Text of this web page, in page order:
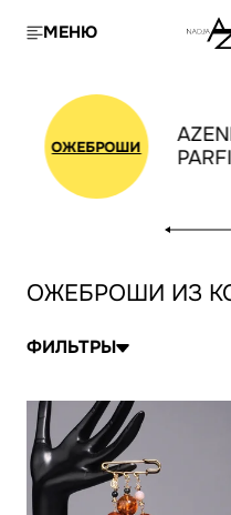
МЕНЮ
ОЖЕБРОШИ
ОЖЕБРОШИ ИЗ
ФИЛЬТРЫ